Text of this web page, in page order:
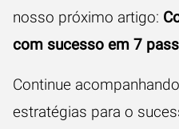
nosso próximo artigo:
com sucesso em 7
Continue
estratégias para o